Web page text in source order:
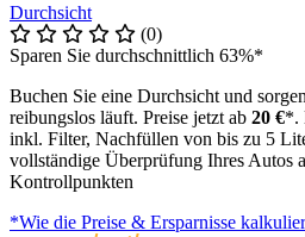
Durchsicht
(0)
Sparen Sie durchschnittlich 63%*
Buchen Sie eine Durchsicht und
reibungslos läuft. Preise jetzt ab 20 €*.
inkl. Filter, Nachfüllen von bis zu 5
vollständige Überprüfung Ihres Autos
Kontrollpunkten
*Wie die Preise & Ersparnisse